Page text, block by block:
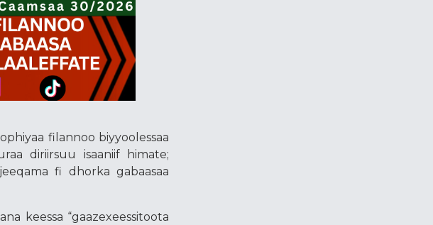
filannoo biyyoolessaa
diriirsuu isaaniif himate;
fi dhorka gabaasaa
keessa “gaazexeessitoota